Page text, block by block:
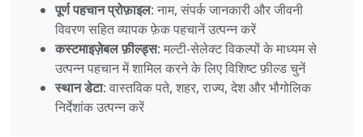
पूर्ण पहचान प्रोफ़ाइल: नाम, संपर्क जानकारी और जीवनी
विवरण सहित व्यापक फ़ेक पहचानें उत्पन्न करें
कस्टमाइज़ेबल फ़ील्ड्स: मल्टी‑सेलेक्ट विकल्पों के माध्यम से
उत्पन्न पहचान में शामिल करने के लिए विशिष्ट फ़ील्ड चुनें
स्थान डेटा: वास्तविक पते, शहर, राज्य, देश और भौगोलिक
निर्देशांक उत्पन्न करें